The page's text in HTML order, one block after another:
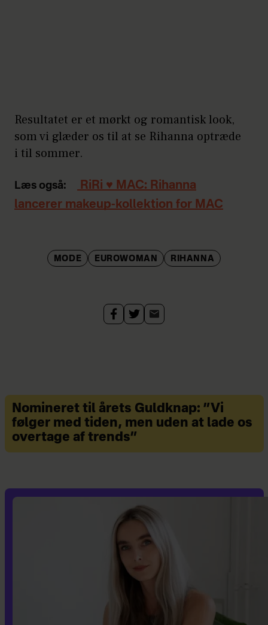
Resultatet er et mørkt og romantisk look,
som vi glæder os til at se Rihanna optræde
i til sommer.
Læs også:
RiRi ♥ MAC: Rihanna
lancerer makeup-kollektion for MAC
MODE EUROWOMAN RIHANNA
Nomineret til årets Guldknap: ”Vi
følger med tiden, men uden at lade os
overtage af trends”